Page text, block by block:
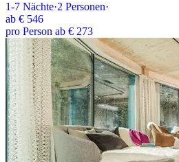
1-7 Nächte·2 Personen·
ab € 546
pro Person ab € 273